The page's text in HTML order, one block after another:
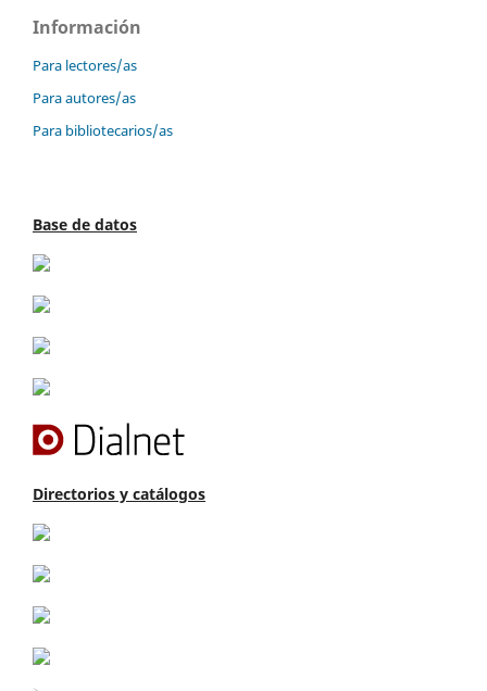
Información
Para lectores/as
Para autores/as
Para bibliotecarios/as
Base de datos
Directorios y catálogos